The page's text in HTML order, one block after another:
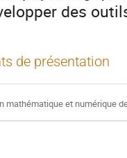
des
de présentation
mathématique et numérique